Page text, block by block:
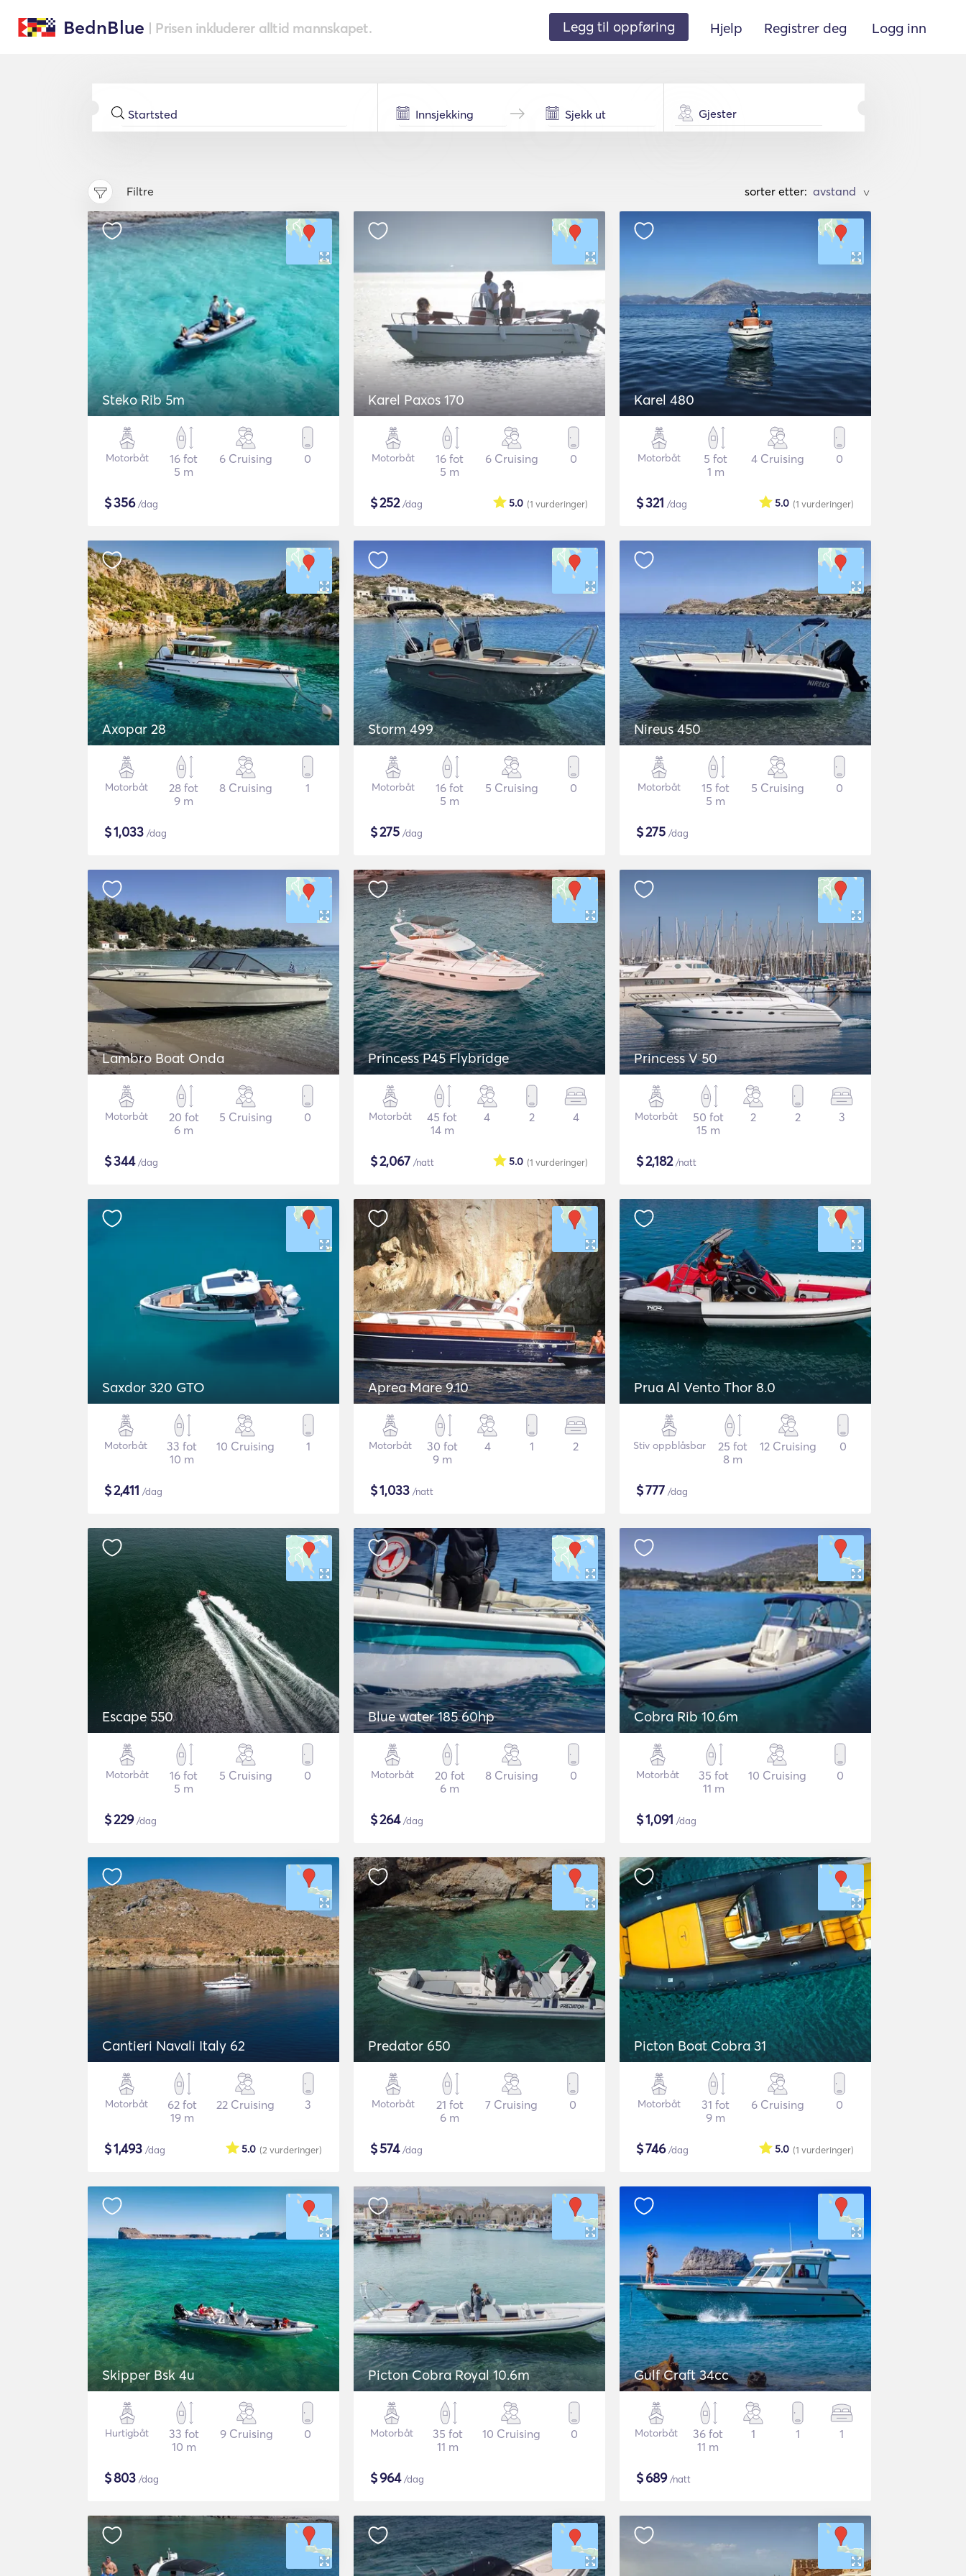
BednBlue | Prisen inkluderer alltid mannskapet. Legg til oppføring Hjelp Registrer deg Logg inn
Gjester
Filtre sorter etter: >
Steko Rib 5m
Motorbåt
16 fot
5 m
6 Cruising 0
$356/dag
Karel Paxos 170
Motorbåt
16 fot
5 m
6 Cruising 0
$252/dag (1 vurderinger)
5.0
Karel 480
Motorbåt
5 fot
1 m
4 Cruising 0
$321 /dag (1 vurderinger)
5.0
Axopar 28
Motorbåt
28 fot
9 m
8 Cruising 1
$1,033 /dag
Storm 499
Motorbåt
16 fot
5 m
5 Cruising 0
$275 /dag
Nireus 450
Motorbåt
15 fot
5 m
5 Cruising 0
$275 /dag
Lambro Boat Onda
Motorbåt
20 fot
6 m
5 Cruising 0
$344/dag
Princess P45 Flybridge
Motorbåt
45 fot
14 m
4 2 4
$2,067 /natt (1 vurderinger)
5.0
Princess V 50
Motorbåt
50 fot
15 m
2 2 3
$2,182/natt
Saxdor 320 GTO
Motorbåt
33 fot
10 m
10 Cruising 1
$2,411 /dag
Aprea Mare 9.10
Motorbåt
30 fot
9 m
4 1 2
$1,033 /natt
Prua Al Vento Thor 8.0
Stiv oppblåsbar
25 fot
8 m
12 Cruising 0
$777 /dag
Escape 550
Motorbåt
16 fot
5 m
5 Cruising 0
$229/dag
Blue water 185 60hp
Motorbåt
20 fot
6 m
8 Cruising 0
$264/dag
Cobra Rib 10.6m
Motorbåt
35 fot
11 m
10 Cruising 0
$1,091 /dag
Cantieri Navali Italy 62
Motorbåt
62 fot
19 m
22 Cruising 3
$1,493 /dag (2 vurderinger)
5.0
Predator 650
Motorbåt
21 fot
6 m
7 Cruising 0
$574/dag
Picton Boat Cobra 31
Motorbåt
31 fot
9 m
6 Cruising 0
$746/dag (1 vurderinger)
5.0
Skipper Bsk 4u
Hurtigbåt
33 fot
10 m
9 Cruising 0
$803 /dag
Picton Cobra Royal 10.6m
Motorbåt
35 fot
11 m
10 Cruising 0
$964/dag
Gulf Craft 34cc
Motorbåt
36 fot
11 m
1 1 1
$689/natt